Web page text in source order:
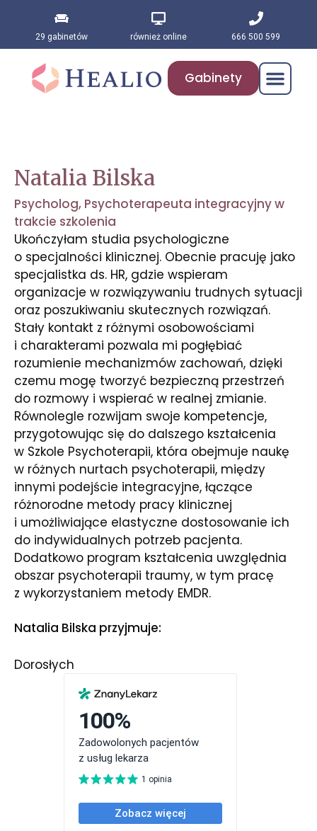
29 gabinetów również online 666 500 599
Gabinety
Natalia Bilska
Psycholog, Psychoterapeuta integracyjny w
trakcie szkolenia
Ukończyłam studia psychologiczne
o specjalności klinicznej. Obecnie pracuję jako
specjalistka ds. HR, gdzie wspieram
organizacje w rozwiązywaniu trudnych sytuacji
oraz poszukiwaniu skutecznych rozwiązań.
Stały kontakt z różnymi osobowościami
i charakterami pozwala mi pogłębiać
rozumienie mechanizmów zachowań, dzięki
czemu mogę tworzyć bezpieczną przestrzeń
do rozmowy i wspierać w realnej zmianie.
Równolegle rozwijam swoje kompetencje,
przygotowując się do dalszego kształcenia
w Szkole Psychoterapii, która obejmuje naukę
w różnych nurtach psychoterapii, między
innymi podejście integracyjne, łączące
różnorodne metody pracy klinicznej
i umożliwiające elastyczne dostosowanie ich
do indywidualnych potrzeb pacjenta.
Dodatkowo program kształcenia uwzględnia
obszar psychoterapii traumy, w tym pracę
z wykorzystaniem metody EMDR.
Natalia Bilska przyjmuje:
Dorosłych